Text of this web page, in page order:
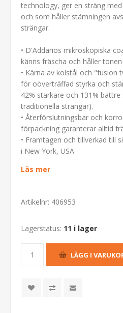
technology, ger en sträng
och som håller stämningen
strängar.
• D'Addarios mikroskopiska
känns fräscha och håller
• Kärna av kolstål och "fusion
för oöverträffad styrka och
42% starkare och 131%
traditionella strängar).
• Återförslutningsbar och
förpackning garanterar alltid
• Framtagen och tillverkad till
i New York, USA.
Läs mer
Artikelnr: 406953
Lagerstatus: 11 i lager